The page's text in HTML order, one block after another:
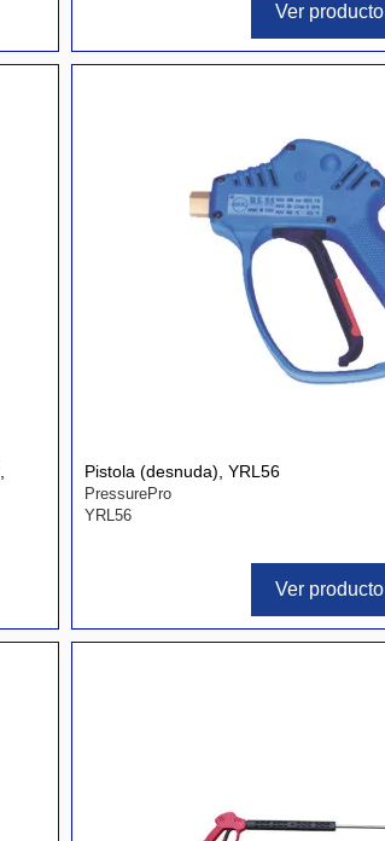
Ver producto
Pistola (desnuda), YRL56
PressurePro
YRL56
Ver producto